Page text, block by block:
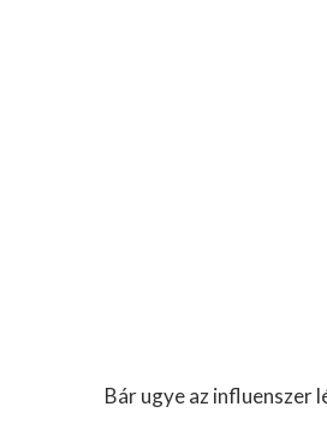
Bár ugye az influenszer